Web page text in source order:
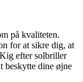
på kvaliteten.
for at sikre dig, at
efter solbriller
beskytte dine øjne